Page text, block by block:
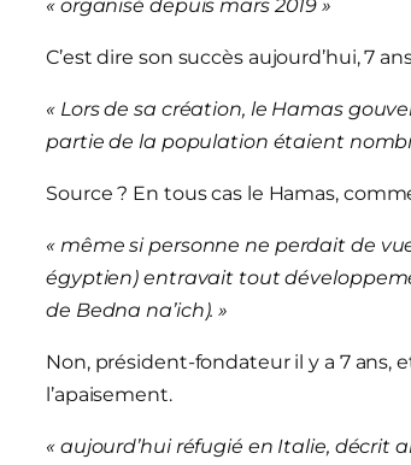
« organisé depuis mars 2019 »
C’est dire son succès aujourd’hui, 7
« Lors de sa création, le Hamas
partie de la population étaient
Source ? En tous cas le Hamas,
« même si personne ne perdait de
égyptien) entravait tout
de Bedna na’ich). »
Non, président-fondateur il y a 7
l’apaisement.
« aujourd’hui réfugié en Italie, décrit